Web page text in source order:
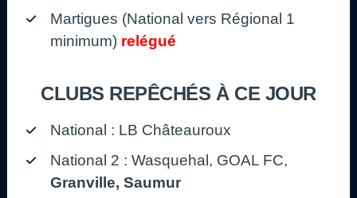
Martigues (National vers Régional 1
minimum) relégué
CLUBS REPÊCHÉS À CE JOUR
National : LB Châteauroux
National 2 : Wasquehal, GOAL FC,
Granville, Saumur